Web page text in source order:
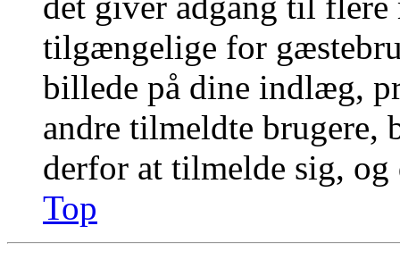
tilgængelige for
billede på dine indlæg,
andre tilmeldte brugere,
derfor at tilmelde sig,
Top